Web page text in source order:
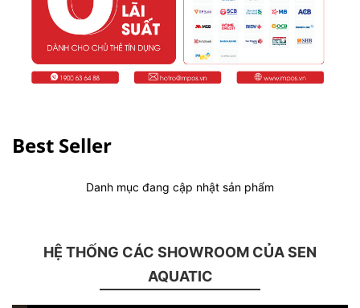
Best Seller
Danh mục đang cập nhật sản phẩm
HỆ THỐNG CÁC SHOWROOM CỦA SEN
AQUATIC